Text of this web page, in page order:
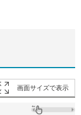
画面サイズで表示